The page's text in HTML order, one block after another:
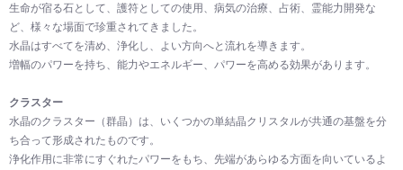
生命が宿る石として、護符としての使用、病気の治療、占術、霊能力開発な
ど、様々な場面で珍重されてきました。
水晶はすべてを清め、浄化し、よい方向へと流れを導きます。
増幅のパワーを持ち、能力やエネルギー、パワーを高める効果があります。
クラスター
水晶のクラスター（群晶）は、いくつかの単結晶クリスタルが共通の基盤を分
ち合って形成されたものです。
浄化作用に非常にすぐれたパワーをもち、先端があらゆる方面を向いているよ